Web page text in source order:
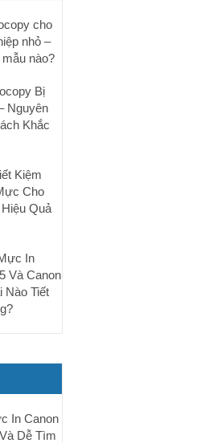
cho
nhỏ –
nào?
Bị
Nguyên
Khắc
Kiệm
Cho
Quả
In
Và Canon
Nào Tiết
In Canon
Dễ Tìm